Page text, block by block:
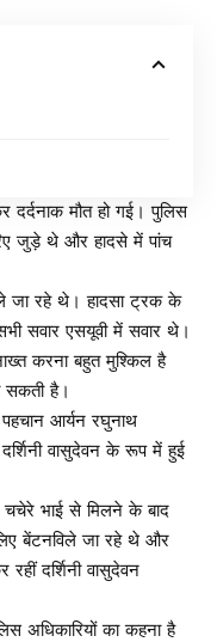
दर्दनाक मौत हो गई। पुलिस
जुड़े थे और हादसे में पांच
जा रहे थे। हादसा ट्रक के
सवार एसयूवी में सवार थे।
करना बहुत मुश्किल है
सकती है।
आर्यन रघुनाथ
वासुदेवन के रूप में हुई
भाई से मिलने के बाद
बेंटनविले जा रहे थे और
दर्शिनी वासुदेवन
अधिकारियों का कहना है